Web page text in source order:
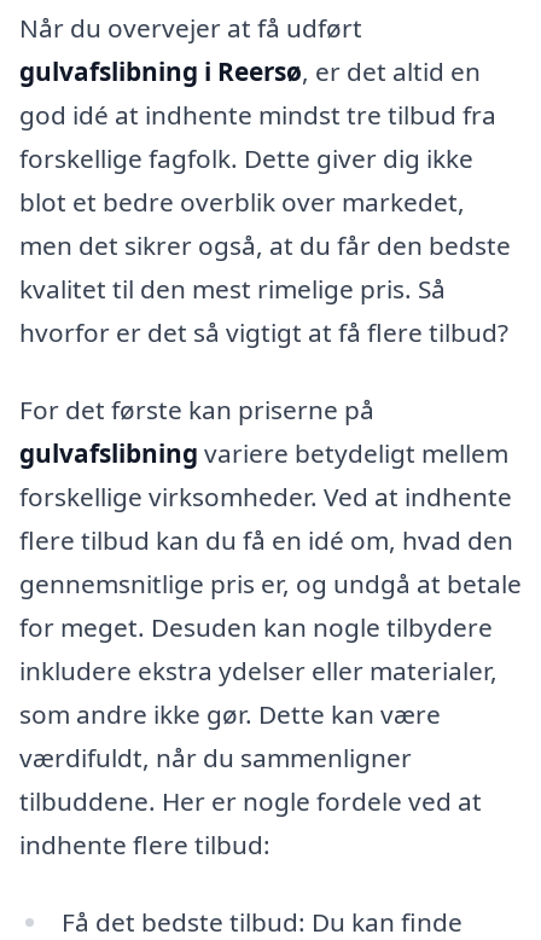
Når du overvejer at få udført
gulvafslibning i Reersø, er det altid en
god idé at indhente mindst tre tilbud fra
forskellige fagfolk. Dette giver dig ikke
blot et bedre overblik over markedet,
men det sikrer også, at du får den bedste
kvalitet til den mest rimelige pris. Så
hvorfor er det så vigtigt at få flere tilbud?
For det første kan priserne på
gulvafslibning variere betydeligt mellem
forskellige virksomheder. Ved at indhente
flere tilbud kan du få en idé om, hvad den
gennemsnitlige pris er, og undgå at betale
for meget. Desuden kan nogle tilbydere
inkludere ekstra ydelser eller materialer,
som andre ikke gør. Dette kan være
værdifuldt, når du sammenligner
tilbuddene. Her er nogle fordele ved at
indhente flere tilbud:
Få det bedste tilbud: Du kan finde